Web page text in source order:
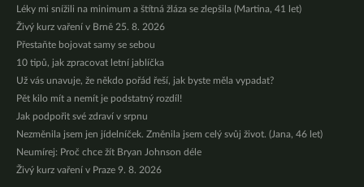
Léky mi snížili na minimum a štítná žláza se zlepšila (Martina, 41 let)
Živý kurz vaření v Brně 25. 8. 2026
Přestaňte bojovat samy se sebou
10 tipů, jak zpracovat letní jablíčka
Už vás unavuje, že někdo pořád řeší, jak byste měla vypadat?
Pět kilo mít a nemít je podstatný rozdíl!
Jak podpořit své zdraví v srpnu
Nezměnila jsem jen jídelníček. Změnila jsem celý svůj život. (Jana, 46 let)
Neumírej: Proč chce žít Bryan Johnson déle
Živý kurz vaření v Praze 9. 8. 2026